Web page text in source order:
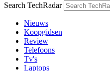
Search TechRadar
Nieuws
Koopgidsen
Review
Telefoons
Tv's
Laptops